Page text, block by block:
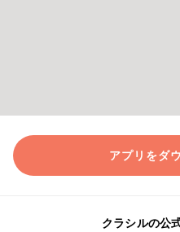
アプリをダ
クラシルの公